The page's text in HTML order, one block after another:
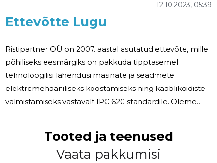
Ettevõtte Lugu
12.10.2023, 05:39
Ristipartner OÜ on 2007. aastal asutatud ettevõte, mille
põhiliseks eesmärgiks on pakkuda tipptasemel
tehnoloogilisi lahendusi masinate ja seadmete
elektromehaaniliseks koostamiseks ning kaabliköidiste
valmistamiseks vastavalt IPC 620 standardile. Oleme
valikut teenuseid, mis hõlmavad lehtmetalli painutamist,
keevitamist, kaablikimpude valmistamist ning seadmete
Tooted ja teenused
Vaata pakkumisi